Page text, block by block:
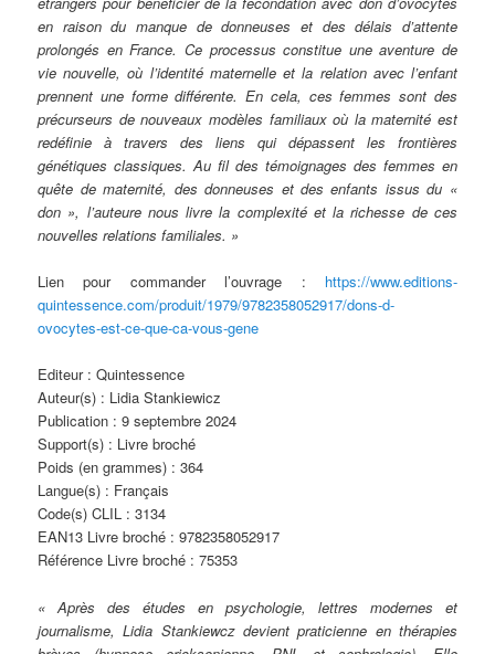
en raison du manque de donneuses et des délais d’attente
prolongés en France. Ce processus constitue une aventure de
vie nouvelle, où l’identité maternelle et la relation avec l’enfant
prennent une forme différente. En cela, ces femmes sont des
précurseurs de nouveaux modèles familiaux où la maternité est
redéfinie à travers des liens qui dépassent les frontières
génétiques classiques. Au fil des témoignages des femmes en
quête de maternité, des donneuses et des enfants issus du «
don », l’auteure nous livre la complexité et la richesse de ces
nouvelles relations familiales. »
Lien pour commander l’ouvrage : https://www.editions-
quintessence.com/produit/1979/9782358052917/dons-d-
ovocytes-est-ce-que-ca-vous-gene
Editeur : Quintessence
Auteur(s) : Lidia Stankiewicz
Publication : 9 septembre 2024
Support(s) : Livre broché
Poids (en grammes) : 364
Langue(s) : Français
Code(s) CLIL : 3134
EAN13 Livre broché : 9782358052917
Référence Livre broché : 75353
« Après des études en psychologie, lettres modernes et
journalisme, Lidia Stankiewcz devient praticienne en thérapies